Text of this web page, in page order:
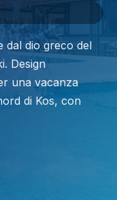
dal dio greco del
Design
una vacanza
di Kos, con